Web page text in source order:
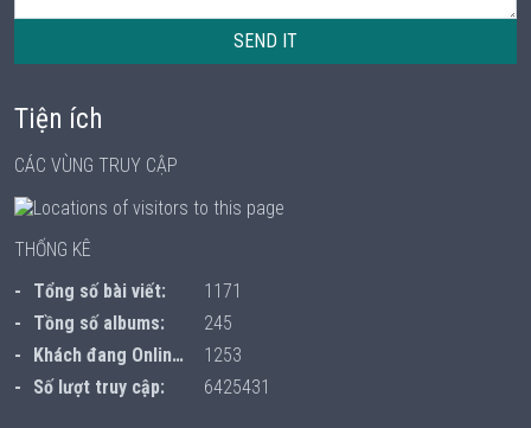
SEND IT
Tiện ích
CÁC VÙNG TRUY CẬP
THỐNG KÊ
Tổng số bài viết:
1171
Tồng số albums:
245
Khách đang Online:
1253
Số lượt truy cập:
6425431